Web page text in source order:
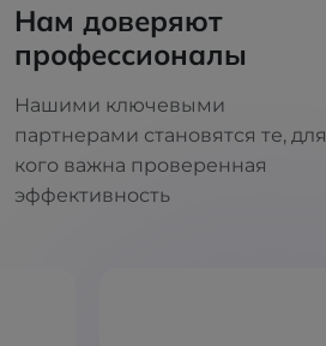
Нам доверяют
профессионалы
Нашими ключевыми
партнерами становятся те, для
кого важна проверенная
эффективность